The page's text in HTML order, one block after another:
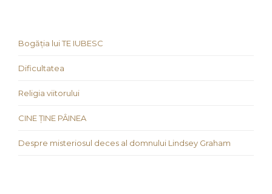
Bogăția lui TE IUBESC
Dificultatea
Religia viitorului
CINE ȚINE PÂINEA
Despre misteriosul deces al domnului Lindsey Graham